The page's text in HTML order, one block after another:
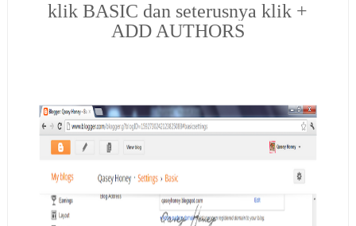
klik BASIC dan seterusnya klik +
ADD AUTHORS